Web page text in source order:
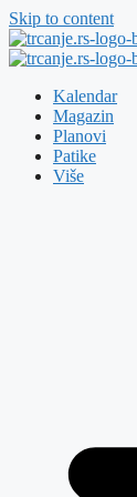
Skip to content
Kalendar
Magazin
Planovi
Patike
Više